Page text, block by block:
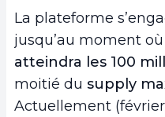
La plateforme
jusqu’au moment où
atteindra les 100
moitié du supply
Actuellement